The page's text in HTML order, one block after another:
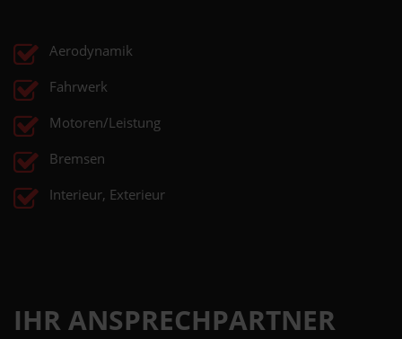
Aerodynamik
Fahrwerk
Motoren/Leistung
Bremsen
Interieur, Exterieur
IHR ANSPRECHPARTNER